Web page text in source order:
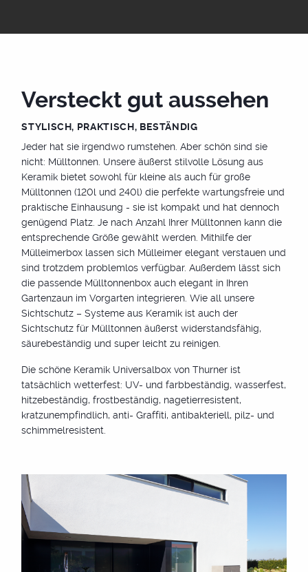
Sichtschutz oder auch in verschiedenen
Farbkombinationen erhältlich. Oxido Darknight, Eiche
Natur, Zement,- Betonoptik und viele weitere Farben
stehen zur Auswahl.
unterschiedliche Größen
und Ausführungen
die Thurner Mülltonnenbox ist in verschiedenen Größen (1,-
Versteckt gut aussehen
STYLISCH, PRAKTISCH, BESTÄNDIG
Jeder hat sie irgendwo rumstehen. Aber schön sind sie
nicht: Mülltonnen. Unsere äußerst stilvolle Lösung aus
Keramik bietet sowohl für kleine als auch für große
Mülltonnen (120l und 240l) die perfekte wartungsfreie und
praktische Einhausung - sie ist kompakt und hat dennoch
genügend Platz. Je nach Anzahl Ihrer Mülltonnen kann die
entsprechende Größe gewählt werden. Mithilfe der
Mülleimerbox lassen sich Mülleimer elegant verstauen und
sind trotzdem problemlos verfügbar. Außerdem lässt sich
die passende Mülltonnenbox auch elegant in Ihren
Gartenzaun im Vorgarten integrieren. Wie all unsere
Sichtschutz – Systeme aus Keramik ist auch der
Sichtschutz für Mülltonnen äußerst widerstandsfähig,
säurebeständig und super leicht zu reinigen.
Die schöne Keramik Universalbox von Thurner ist
tatsächlich wetterfest: UV- und farbbeständig, wasserfest,
hitzebeständig, frostbeständig, nagetierresistent,
kratzunempfindlich, anti- Graffiti, antibakteriell, pilz- und
schimmelresistent.